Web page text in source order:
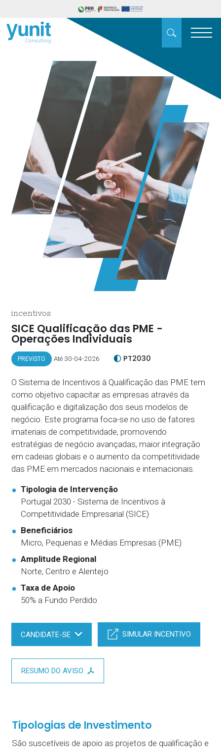
incentivos
SICE Qualificação das PME -
Operações Individuais
PREVISTO Até 30-04-2026 PT2030
O Sistema de Incentivos à Qualificação das PME tem
como objetivo capacitar as empresas através da
qualificação e digitalização dos seus modelos de
negócio. Este programa foca-se no uso de fatores
imateriais de competitividade, promovendo
estratégias de negócio avançadas, maior integração
em cadeias globais e o aumento da competitividade
das PME em mercados nacionais e internacionais.
Tipologia de Intervenção
Portugal 2030 - Sistema de Incentivos à
Competitividade Empresarial (SICE)
Beneficiários
Micro, Pequenas e Médias Empresas (PME)
Amplitude Regional
Norte, Centro e Alentejo
Taxa de Apoio
50% a Fundo Perdido
CANDIDATE-SE SIMULAR INCENTIVO
RESUMO DO AVISO
Tipologias de Investimento
São suscetíveis de apoio as projetos de qualificação e